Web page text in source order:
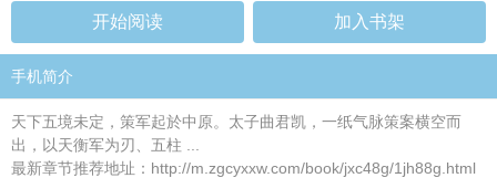
开始阅读 加入书架
手机简介
天下五境未定，策军起於中原。太子曲君凯，一纸气脉策案横空而
出，以天衡军为刃、五柱 ...
最新章节推荐地址：http://m.zgcyxxw.com/book/jxc48g/1jh88g.html